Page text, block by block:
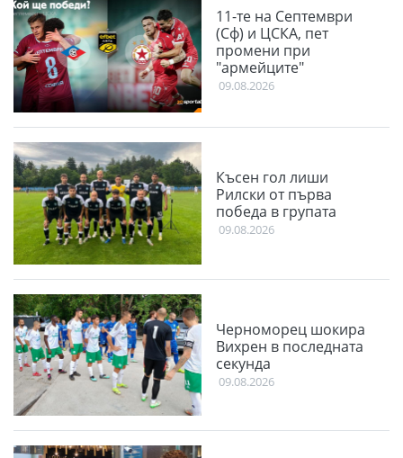
11-те на Септември
(Сф) и ЦСКА, пет
промени при
"армейците"
09.08.2026
Късен гол лиши
Рилски от първа
победа в групата
09.08.2026
Черноморец шокира
Вихрен в последната
секунда
09.08.2026